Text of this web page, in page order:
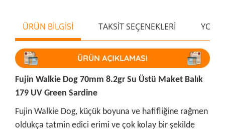
ÜRÜN BİLGİSİ TAKSİT SEÇENEKLERİ
Fujin Walkie Dog 70mm 8.2gr Su Üstü Maket Balık
179 UV Green Sardine
Fujin Walkie Dog, küçük boyuna ve hafifliğine rağmen
oldukça tatmin edici erimi ve çok kolay bir şekilde